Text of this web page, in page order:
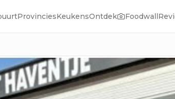
ProvinciesKeukensOntdek Foodwall